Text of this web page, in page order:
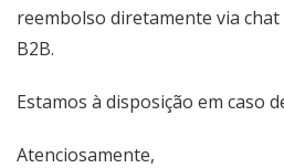
reembolso diretamente via chat
B2B.
Estamos à disposição em caso
Atenciosamente,